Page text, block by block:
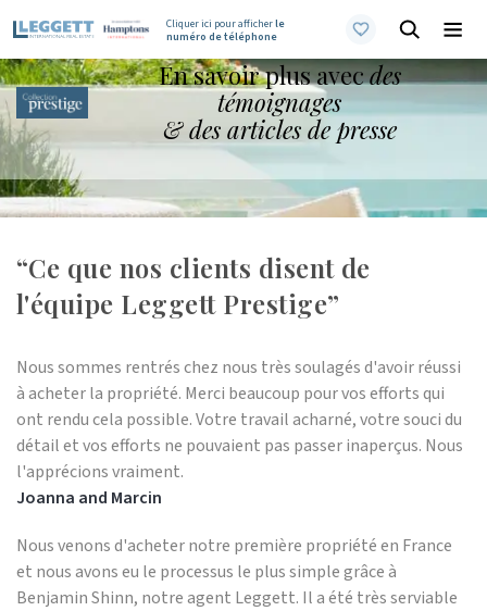
Cliquer ici pour afficherle
numéro de téléphone
En savoir plus avecdes
témoignages
& des articles de presse
“Ce que nos clients disent de
l'équipe Leggett Prestige”
Nous sommes rentrés chez nous très soulagés d'avoir réussi
à acheter la propriété. Merci beaucoup pour vos efforts qui
ont rendu cela possible. Votre travail acharné, votre souci du
détail et vos efforts ne pouvaient pas passer inaperçus. Nous
l'apprécions vraiment.
Joanna and Marcin
Nous venons d'acheter notre première propriété en France
et nous avons eu le processus le plus simple grâce à
Benjamin Shinn, notre agent Leggett. Il a été très serviable